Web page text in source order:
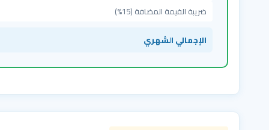
ضريبة القيمة المضافة (15%)
الإجمالي الشهري